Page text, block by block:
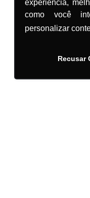
experiência,
como você
personalizar
Recusar